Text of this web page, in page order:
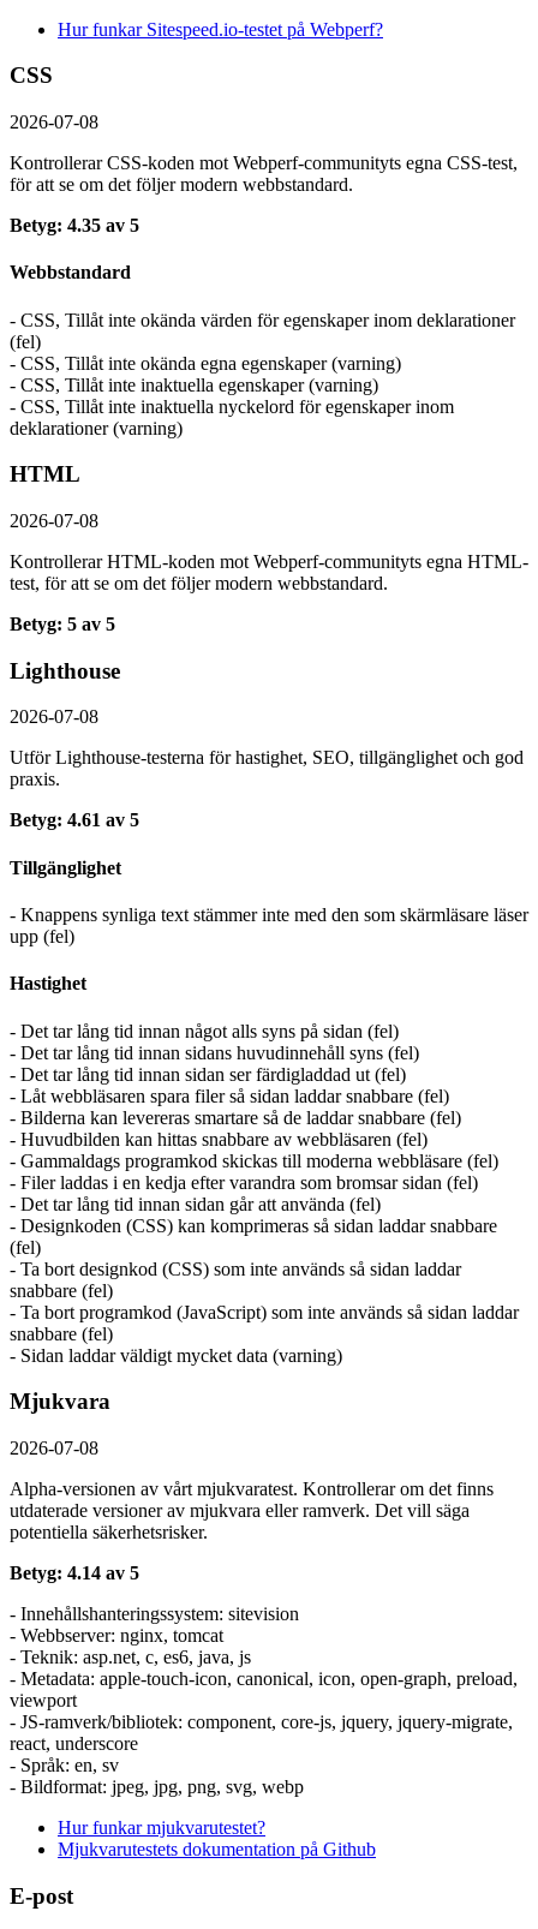
Hur funkar Sitespeed.io-testet på Webperf?
CSS
2026-07-08
Kontrollerar CSS-koden mot Webperf-communityts egna CSS-test,
för att se om det följer modern webbstandard.
Betyg: 4.35 av 5
Webbstandard
- CSS, Tillåt inte okända värden för egenskaper inom deklarationer
(fel)
- CSS, Tillåt inte okända egna egenskaper (varning)
- CSS, Tillåt inte inaktuella egenskaper (varning)
- CSS, Tillåt inte inaktuella nyckelord för egenskaper inom
deklarationer (varning)
HTML
2026-07-08
Kontrollerar HTML-koden mot Webperf-communityts egna HTML-
test, för att se om det följer modern webbstandard.
Betyg: 5 av 5
Lighthouse
2026-07-08
Utför Lighthouse-testerna för hastighet, SEO, tillgänglighet och god
praxis.
Betyg: 4.61 av 5
Tillgänglighet
- Knappens synliga text stämmer inte med den som skärmläsare läser
upp (fel)
Hastighet
- Det tar lång tid innan något alls syns på sidan (fel)
- Det tar lång tid innan sidans huvudinnehåll syns (fel)
- Det tar lång tid innan sidan ser färdigladdad ut (fel)
- Låt webbläsaren spara filer så sidan laddar snabbare (fel)
- Bilderna kan levereras smartare så de laddar snabbare (fel)
- Huvudbilden kan hittas snabbare av webbläsaren (fel)
- Gammaldags programkod skickas till moderna webbläsare (fel)
- Filer laddas i en kedja efter varandra som bromsar sidan (fel)
- Det tar lång tid innan sidan går att använda (fel)
- Designkoden (CSS) kan komprimeras så sidan laddar snabbare
(fel)
- Ta bort designkod (CSS) som inte används så sidan laddar
snabbare (fel)
- Ta bort programkod (JavaScript) som inte används så sidan laddar
snabbare (fel)
- Sidan laddar väldigt mycket data (varning)
Mjukvara
2026-07-08
Alpha-versionen av vårt mjukvaratest. Kontrollerar om det finns
utdaterade versioner av mjukvara eller ramverk. Det vill säga
potentiella säkerhetsrisker.
Betyg: 4.14 av 5
- Innehållshanteringssystem: sitevision
- Webbserver: nginx, tomcat
- Teknik: asp.net, c, es6, java, js
- Metadata: apple-touch-icon, canonical, icon, open-graph, preload,
viewport
- JS-ramverk/bibliotek: component, core-js, jquery, jquery-migrate,
react, underscore
- Språk: en, sv
- Bildformat: jpeg, jpg, png, svg, webp
Hur funkar mjukvarutestet?
Mjukvarutestets dokumentation på Github
E-post